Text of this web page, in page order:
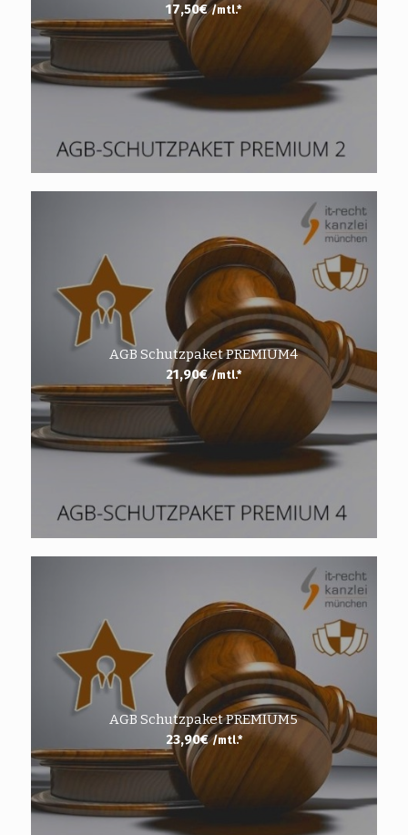
17,50€ /mtl.*
AGB Schutzpaket PREMIUM4
21,90€ /mtl.*
AGB Schutzpaket PREMIUM5
23,90€ /mtl.*